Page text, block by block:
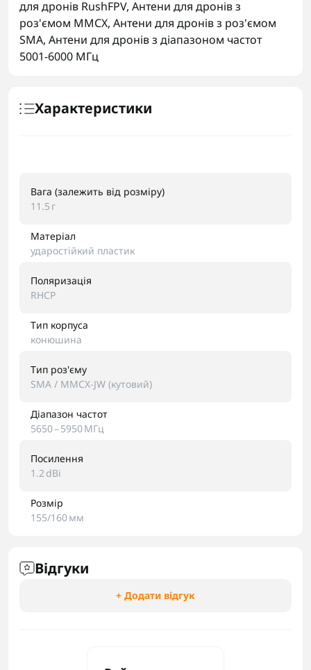
для дронів RushFPV, Антени для дронів з
роз'ємом MMCX, Антени для дронів з роз'ємом
SMA, Антени для дронів з діапазоном частот
5001-6000 МГц
Характеристики
Вага (залежить від розміру)
11.5 г
Матеріал
ударостійкий пластик
Поляризація
RHCP
Тип корпуса
конюшина
Тип роз'єму
SMA / MMCX-JW (кутовий)
Діапазон частот
5650 – 5950 МГц
Посилення
1.2 dBi
Розмір
155/160 мм
Відгуки
+ Додати відгук